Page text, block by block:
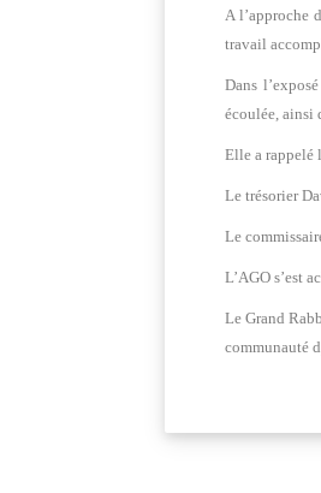
A l’approche
travail
Dans
écoulée, ainsi
Elle a rappelé
Le trésorier
Le
L’AGO s’est
Le Grand
communauté